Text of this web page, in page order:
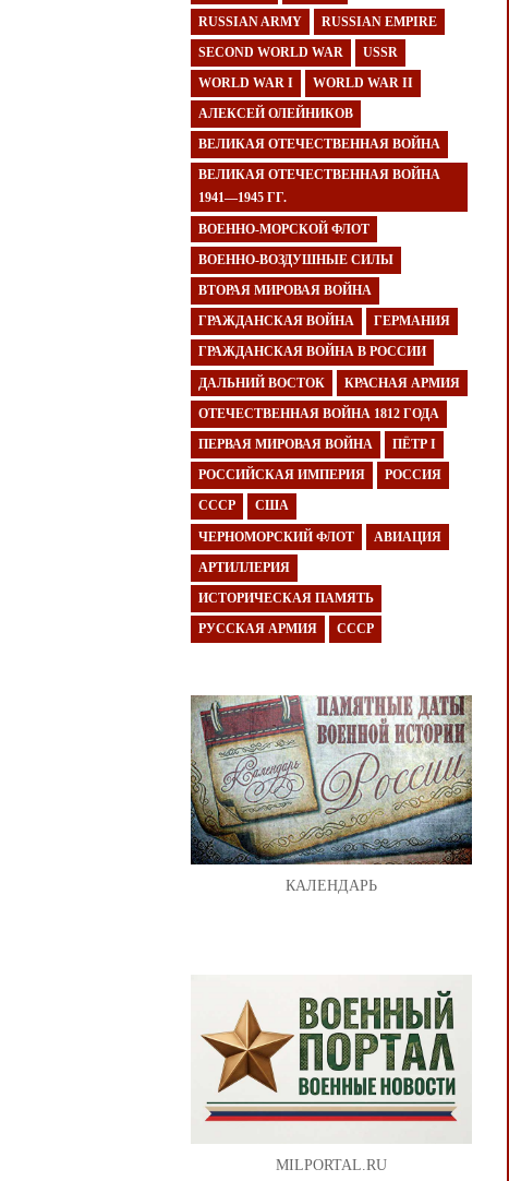
RUSSIAN ARMY RUSSIAN EMPIRE
SECOND WORLD WAR USSR
WORLD WAR I WORLD WAR II
АЛЕКСЕЙ ОЛЕЙНИКОВ
ВЕЛИКАЯ ОТЕЧЕСТВЕННАЯ ВОЙНА
ВЕЛИКАЯ ОТЕЧЕСТВЕННАЯ ВОЙНА
1941—1945 ГГ.
ВОЕННО-МОРСКОЙ ФЛОТ
ВОЕННО-ВОЗДУШНЫЕ СИЛЫ
ВТОРАЯ МИРОВАЯ ВОЙНА
ГРАЖДАНСКАЯ ВОЙНА ГЕРМАНИЯ
ГРАЖДАНСКАЯ ВОЙНА В РОССИИ
ДАЛЬНИЙ ВОСТОК КРАСНАЯ АРМИЯ
ОТЕЧЕСТВЕННАЯ ВОЙНА 1812 ГОДА
ПЕРВАЯ МИРОВАЯ ВОЙНА ПЁТР I
РОССИЙСКАЯ ИМПЕРИЯ РОССИЯ
СССР США
ЧЕРНОМОРСКИЙ ФЛОТ АВИАЦИЯ
АРТИЛЛЕРИЯ
ИСТОРИЧЕСКАЯ ПАМЯТЬ
РУССКАЯ АРМИЯ СССР
КАЛЕНДАРЬ
MILPORTAL.RU